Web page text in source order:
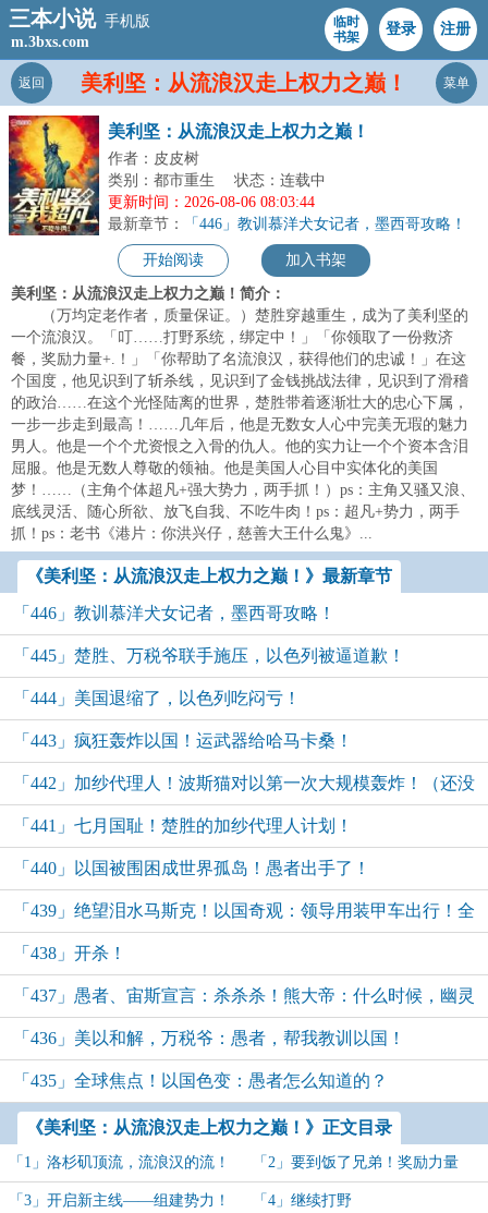
三本小说 手机版
m.3bxs.com
临时
书架
登录 注册
美利坚：从流浪汉走上权力之巅！
返回 菜单
美利坚：从流浪汉走上权力之巅！
作者：皮皮树
类别：都市重生
状态：连载中
更新时间：2026-08-06 08:03:44
最新章节：
「446」教训慕洋犬女记者，墨西哥攻略！
开始阅读 加入书架
美利坚：从流浪汉走上权力之巅！简介：
（万均定老作者，质量保证。）楚胜穿越重生，成为了美利坚的
一个流浪汉。「叮……打野系统，绑定中！」「你领取了一份救济
餐，奖励力量+.！」「你帮助了名流浪汉，获得他们的忠诚！」在这
个国度，他见识到了斩杀线，见识到了金钱挑战法律，见识到了滑稽
的政治……在这个光怪陆离的世界，楚胜带着逐渐壮大的忠心下属，
一步一步走到最高！……几年后，他是无数女人心中完美无瑕的魅力
男人。他是一个个尤资恨之入骨的仇人。他的实力让一个个资本含泪
屈服。他是无数人尊敬的领袖。他是美国人心目中实体化的美国
梦！……（主角个体超凡+强大势力，两手抓！）ps：主角又骚又浪、
底线灵活、随心所欲、放飞自我、不吃牛肉！ps：超凡+势力，两手
抓！ps：老书《港片：你洪兴仔，慈善大王什么鬼》...
《美利坚：从流浪汉走上权力之巅！》最新章节
「446」教训慕洋犬女记者，墨西哥攻略！
「445」楚胜、万税爷联手施压，以色列被逼道歉！
「444」美国退缩了，以色列吃闷亏！
「443」疯狂轰炸以国！运武器给哈马卡桑！
「442」加纱代理人！波斯猫对以第一次大规模轰炸！（还没
炸）「441」七月国耻！楚胜的加纱代理人计划！
「440」以国被围困成世界孤岛！愚者出手了！
「439」绝望泪水马斯克！以国奇观：领导用装甲车出行！全
球：？？？
「438」开杀！
「437」愚者、宙斯宣言：杀杀杀！熊大帝：什么时候，幽灵
能来找我？
「436」美以和解，万税爷：愚者，帮我教训以国！
「435」全球焦点！以国色变：愚者怎么知道的？
《美利坚：从流浪汉走上权力之巅！》正文目录
「1」洛杉矶顶流，流浪汉的流！ 「2」要到饭了兄弟！奖励力量
+0.1！
「3」开启新主线——组建势力！ 「4」继续打野